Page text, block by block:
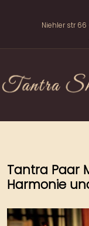
Niehler str 66
Tantra Paar
Harmonie